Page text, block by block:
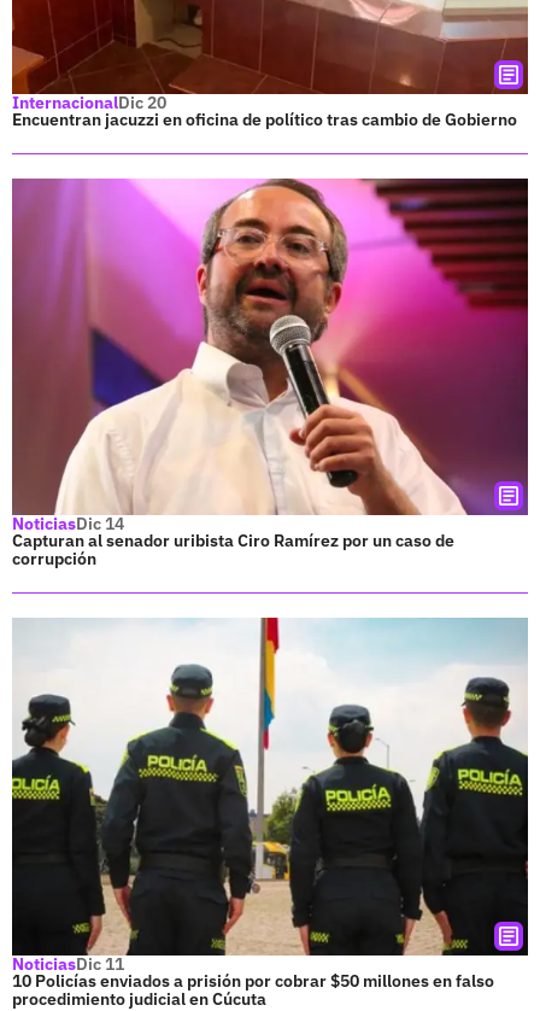
InternacionalDic 20
Encuentran jacuzzi en oficina de político tras cambio de Gobierno
NoticiasDic 14
Capturan al senador uribista Ciro Ramírez por un caso de
corrupción
NoticiasDic 11
10 Policías enviados a prisión por cobrar $50 millones en falso
procedimiento judicial en Cúcuta